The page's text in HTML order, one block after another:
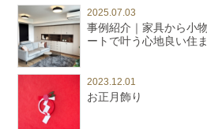
2025.07.03
事例紹介｜家具から小
ートで叶う心地良い住
2023.12.01
お正月飾り